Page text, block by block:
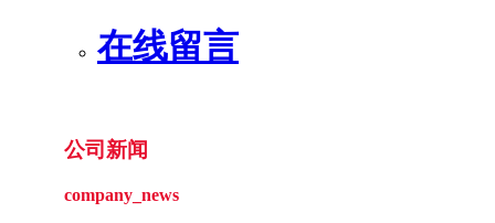
在线留言
公司新闻
company_news